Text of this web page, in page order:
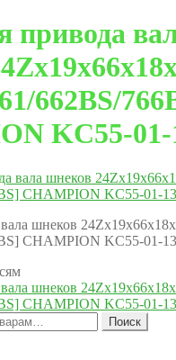
привода
662BS/
KC55-
шнеков
CHAMPION KC55-01-
шнеков
CHAMPION KC55-01-
Поиск